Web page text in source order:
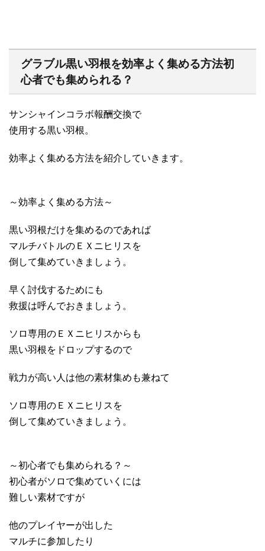
グラブル黒い羽根を効率よく集める方法初
心者でも集められる？
サンシャインコラボ報酬交換で
使用する黒い羽根。
効率よく集める方法を紹介していきます。
～効率よく集める方法～
黒い羽根だけを集めるのであれば
マルチバトルのＥＸニヒリスを
倒して集めていきましょう。
早く討伐するためにも
救援は呼んでおきましょう。
ソロ専用のＥＸニヒリスからも
黒い羽根をドロップするので
戦力が高い人は他の素材集めも兼ねて
ソロ専用のＥＸニヒリスを
倒して集めていきましょう。
～初心者でも集められる？～
初心者がソロで集めていくには
難しい素材ですが
他のプレイヤーが出した
マルチに参加したり